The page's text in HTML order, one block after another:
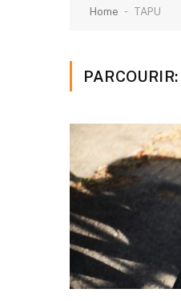
Home - TAPU
PARCOURIR: